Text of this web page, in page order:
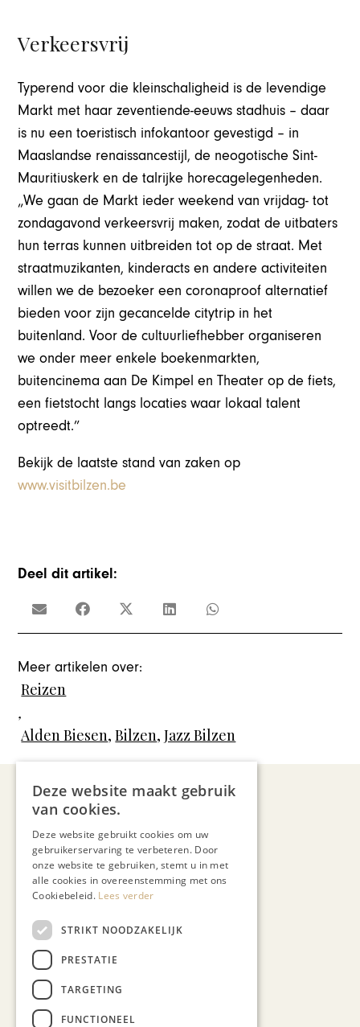
Verkeersvrij
Typerend voor die kleinschaligheid is de levendige
Markt met haar zeventiende-eeuws stadhuis – daar
is nu een toeristisch infokantoor gevestigd – in
Maaslandse renaissancestijl, de neogotische Sint-
Mauritiuskerk en de talrijke horecagelegenheden.
„We gaan de Markt ieder weekend van vrijdag- tot
zondagavond verkeersvrij maken, zodat de uitbaters
hun terras kunnen uitbreiden tot op de straat. Met
straatmuzikanten, kinderacts en andere activiteiten
willen we de bezoeker een coronaproof alternatief
bieden voor zijn gecancelde citytrip in het
buitenland. Voor de cultuurliefhebber organiseren
we onder meer enkele boekenmarkten,
buitencinema aan De Kimpel en Theater op de fiets,
een fietstocht langs locaties waar lokaal talent
optreedt.”
Bekijk de laatste stand van zaken op
www.visitbilzen.be
Deel dit artikel:
Meer artikelen over:
Reizen
,
Alden Biesen,Bilzen,Jazz Bilzen
Rudi Smeets
Recent nieuws
Deze website maakt gebruik
van cookies.
Deze website gebruikt cookies om uw
gebruikerservaring te verbeteren. Door
onze website te gebruiken, stemt u in met
alle cookies in overeenstemming met ons
Cookiebeleid. Lees verder
STRIKT NOODZAKELIJK
PRESTATIE
TARGETING
FUNCTIONEEL